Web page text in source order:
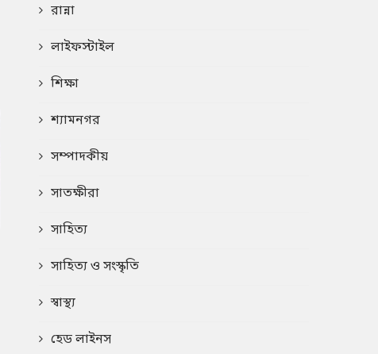
রান্না
লাইফস্টাইল
শিক্ষা
শ্যামনগর
সম্পাদকীয়
সাতক্ষীরা
সাহিত্য
সাহিত্য ও সংস্কৃতি
স্বাস্থ্য
হেড লাইনস